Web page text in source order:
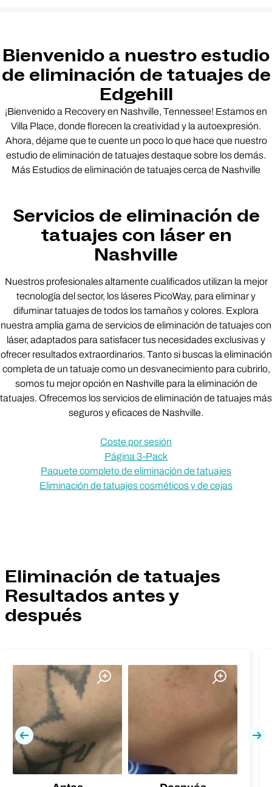
Bienvenido a nuestro estudio
de eliminación de tatuajes de
Edgehill
¡Bienvenido a Recovery en Nashville, Tennessee! Estamos en
Villa Place, donde florecen la creatividad y la autoexpresión.
Ahora, déjame que te cuente un poco lo que hace que nuestro
estudio de eliminación de tatuajes destaque sobre los demás.
Más Estudios de eliminación de tatuajes cerca de Nashville
Servicios de eliminación de
tatuajes con láser en
Nashville
Nuestros profesionales altamente cualificados utilizan la mejor
tecnología del sector, los láseres PicoWay, para eliminar y
difuminar tatuajes de todos los tamaños y colores. Explora
nuestra amplia gama de servicios de eliminación de tatuajes con
láser, adaptados para satisfacer tus necesidades exclusivas y
ofrecer resultados extraordinarios. Tanto si buscas la eliminación
completa de un tatuaje como un desvanecimiento para cubrirlo,
somos tu mejor opción en Nashville para la eliminación de
tatuajes. Ofrecemos los servicios de eliminación de tatuajes más
seguros y eficaces de Nashville.
Coste por sesión
Página 3-Pack
Paquete completo de eliminación de tatuajes
Eliminación de tatuajes cosméticos y de cejas
Eliminación de tatuajes
Resultados antes y
después
Previa